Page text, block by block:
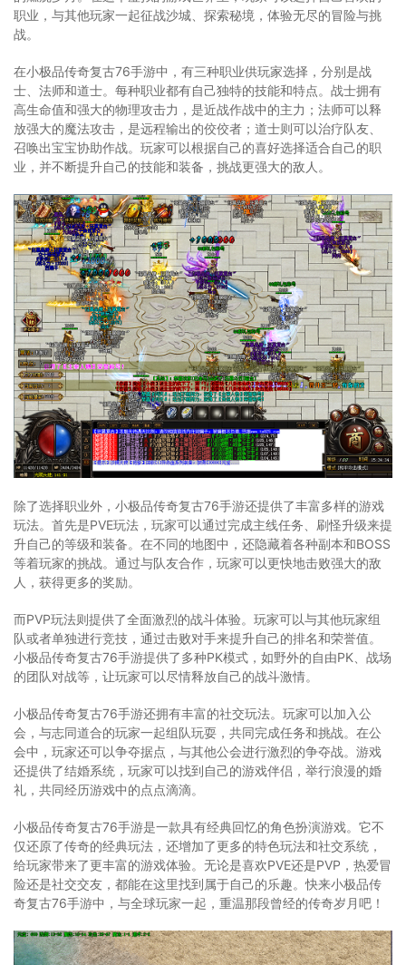
职业，与其他玩家一起征战沙城、探索秘境，体验无尽的冒险与挑
战。
在小极品传奇复古76手游中，有三种职业供玩家选择，分别是战
士、法师和道士。每种职业都有自己独特的技能和特点。战士拥有
高生命值和强大的物理攻击力，是近战作战中的主力；法师可以释
放强大的魔法攻击，是远程输出的佼佼者；道士则可以治疗队友、
召唤出宝宝协助作战。玩家可以根据自己的喜好选择适合自己的职
业，并不断提升自己的技能和装备，挑战更强大的敌人。
除了选择职业外，小极品传奇复古76手游还提供了丰富多样的游戏
玩法。首先是PVE玩法，玩家可以通过完成主线任务、刷怪升级来提
升自己的等级和装备。在不同的地图中，还隐藏着各种副本和BOSS
等着玩家的挑战。通过与队友合作，玩家可以更快地击败强大的敌
人，获得更多的奖励。
而PVP玩法则提供了全面激烈的战斗体验。玩家可以与其他玩家组
队或者单独进行竞技，通过击败对手来提升自己的排名和荣誉值。
小极品传奇复古76手游提供了多种PK模式，如野外的自由PK、战场
的团队对战等，让玩家可以尽情释放自己的战斗激情。
小极品传奇复古76手游还拥有丰富的社交玩法。玩家可以加入公
会，与志同道合的玩家一起组队玩耍，共同完成任务和挑战。在公
会中，玩家还可以争夺据点，与其他公会进行激烈的争夺战。游戏
还提供了结婚系统，玩家可以找到自己的游戏伴侣，举行浪漫的婚
礼，共同经历游戏中的点点滴滴。
小极品传奇复古76手游是一款具有经典回忆的角色扮演游戏。它不
仅还原了传奇的经典玩法，还增加了更多的特色玩法和社交系统，
给玩家带来了更丰富的游戏体验。无论是喜欢PVE还是PVP，热爱冒
险还是社交交友，都能在这里找到属于自己的乐趣。快来小极品传
奇复古76手游中，与全球玩家一起，重温那段曾经的传奇岁月吧！